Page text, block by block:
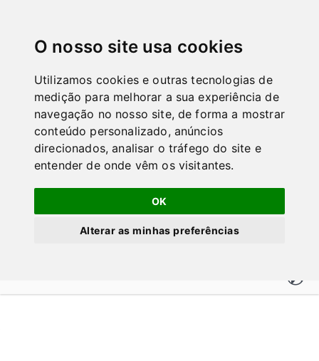
O nosso site usa cookies
Utilizamos cookies e outras tecnologias de
medição para melhorar a sua experiência de
navegação no nosso site, de forma a mostrar
conteúdo personalizado, anúncios
direcionados, analisar o tráfego do site e
entender de onde vêm os visitantes.
OK
Alterar as minhas preferências
Accessories
Baby Bambi
Accessories em
Lisboa
Loja de artigos para bebés
- Nossa Senhora de Fátima
Lisboa / Lisboa - 1600-198